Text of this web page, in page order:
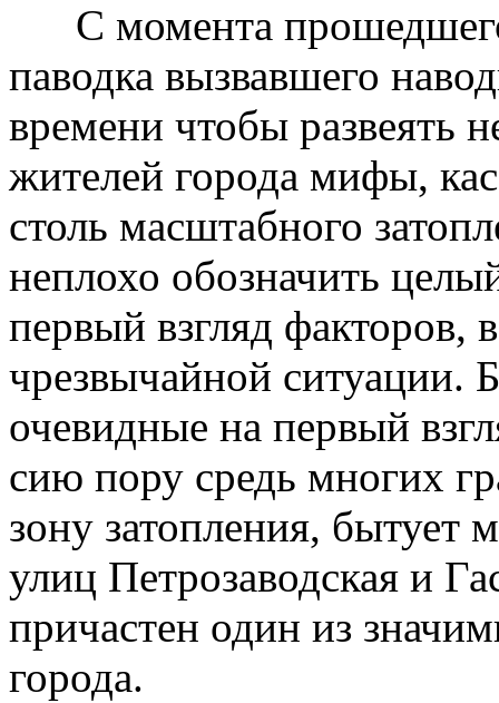
С момента прошедшего
паводка вызвавшего
времени чтобы развеять
жителей города мифы,
столь масштабного
неплохо обозначить
первый взгляд
чрезвычайной ситуации.
очевидные на первый
сию пору средь многих
зону затопления, бытует
улиц Петрозаводская и
причастен один из
города.